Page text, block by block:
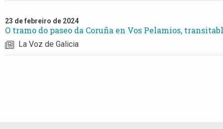
23 de febreiro de 2024
O tramo do paseo da Coruña en Vos Pelamios,
La Voz de Galicia